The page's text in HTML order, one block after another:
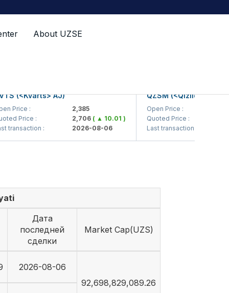
About UZSE
(<Kvarts> AJ)
:
2,385
Price :
2,706( ▲ 10.01 )
:
2026-08-06
QZSM
Open Price :
Quoted Price :
Last transaction :
Дата
последней
сделки
Market Cap(UZS)
2026-08-06
92,698,829,089.26